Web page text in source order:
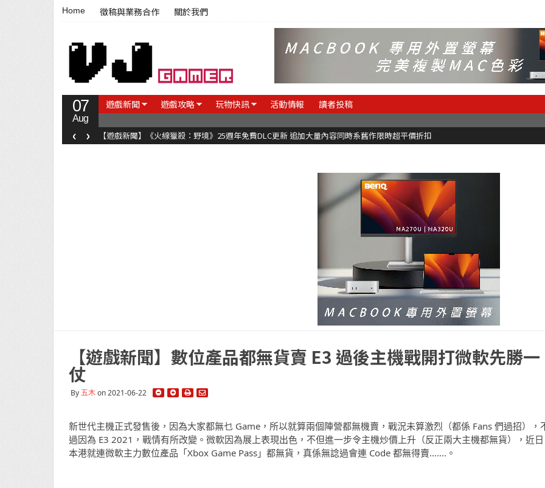
Home 徵稿與業務合作 關於我們
07
Aug
遊戲新聞 遊戲攻略 玩物快訊 活動情報 讀者投稿
【遊戲新聞】《火線獵殺：野境》25週年免費DLC更新 追加大量內容同時系舊作限時超平價折扣
‹ ›
【遊戲新聞】數位產品都無貨賣 E3 過後主機戰開打微軟先勝一
仗
By五木on 2021-06-22
新世代主機正式發售後，因為大家都無乜 Game，所以就算兩個陣營都無機賣，戰況未算激烈（都係 Fans 們過招），
過因為 E3 2021，戰情有所改變。微軟因為展上表現出色，不但進一步令主機炒價上升（反正兩大主機都無貨），近日
本港就連微軟主力數位產品「Xbox Game Pass」都無貨，真係無諗過會連 Code 都無得賣…….。